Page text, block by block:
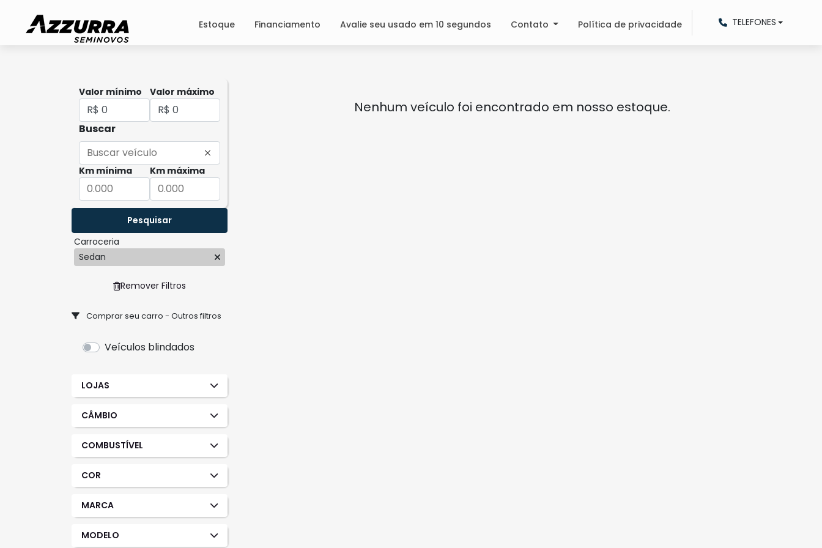
Estoque Financiamento Avalie seu usado em 10 segundos Contato Política de privacidade TELEFONES
Valor mínimo Valor máximo
Buscar
Km mínima Km máxima
Pesquisar
Carroceria
Sedan
Remover Filtros
Comprar seu carro - Outros filtros
Veículos blindados
LOJAS
CÂMBIO
COMBUSTÍVEL
COR
MARCA
MODELO
Nenhum veículo foi encontrado em nosso estoque.